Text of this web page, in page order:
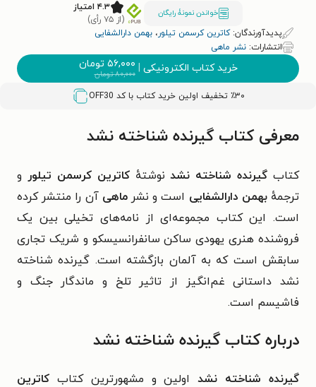
خواندن نمونۀ رایگان
۴.۳ امتیاز
(از ۷۵ رأی)
پدیدآورندگان:کاترین کرسمن تیلور، بهمن دارالشفایی
انتشارات: نشر ماهی
خرید کتاب الکترونیکی | ۵۶,۰۰۰ تومان
۸۰,۰۰۰تومان
٪۳۰ تخفیف اولین خرید کتاب با کد OFF30
معرفی کتاب گیرنده شناخته نشد
کتاب گیرنده شناخته نشدنوشتهٔکاترین کرسمن تیلور و
ترجمهٔبهمن دارالشفایی است و نشرماهیآن را منتشر کرده
است. این کتاب مجموعه‌ای از نامه‌های تخیلی بین یک
فروشنده هنری یهودی ساکن سانفرانسیسکو و شریک تجاری
سابقش است که به آلمان بازگشته است. گیرنده شناخته
نشد داستانی غم‌انگیز از تاثیر تلخ و ماندگار جنگ و
فاشیسم است.
درباره کتاب گیرنده شناخته نشد
گیرنده شناخته نشد اولین و مشهورترین کتاب کاترین